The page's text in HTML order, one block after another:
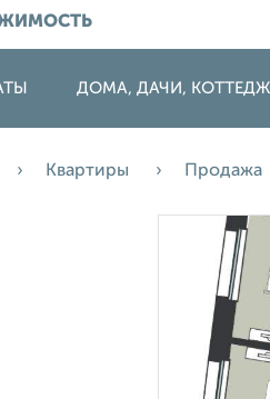
ДОМА, ДАЧИ,
Квартиры Продажа